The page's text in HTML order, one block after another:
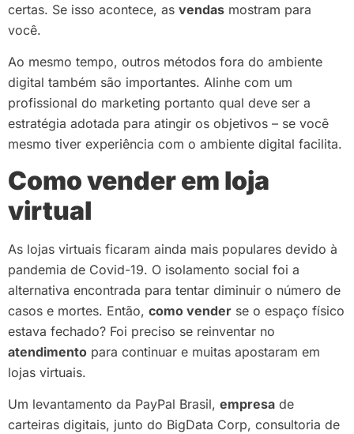
certas. Se isso acontece, as vendas mostram para
você.
Ao mesmo tempo, outros métodos fora do ambiente
digital também são importantes. Alinhe com um
profissional do marketing portanto qual deve ser a
estratégia adotada para atingir os objetivos – se você
mesmo tiver experiência com o ambiente digital facilita.
Como vender em loja
virtual
As lojas virtuais ficaram ainda mais populares devido à
pandemia de Covid-19. O isolamento social foi a
alternativa encontrada para tentar diminuir o número de
casos e mortes. Então, como vender se o espaço físico
estava fechado? Foi preciso se reinventar no
atendimento para continuar e muitas apostaram em
lojas virtuais.
Um levantamento da PayPal Brasil, empresa de
carteiras digitais, junto do BigData Corp, consultoria de